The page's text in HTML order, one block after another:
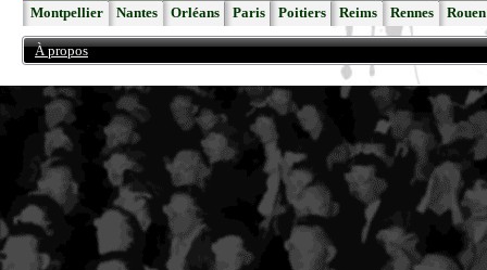
Montpellier Nantes Orléans Paris Poitiers Reims Rennes Rouen
À propos